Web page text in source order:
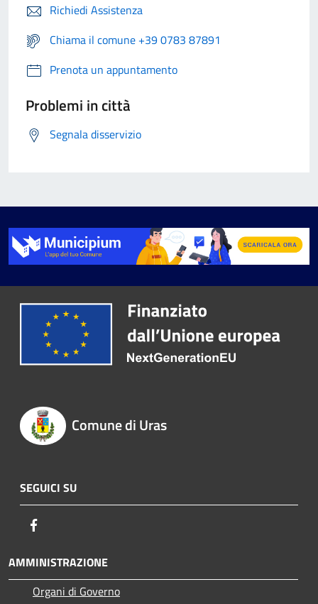
Richiedi Assistenza
Chiama il comune +39 0783 87891
Prenota un appuntamento
Problemi in città
Segnala disservizio
Comune di Uras
SEGUICI SU
AMMINISTRAZIONE
Organi di Governo